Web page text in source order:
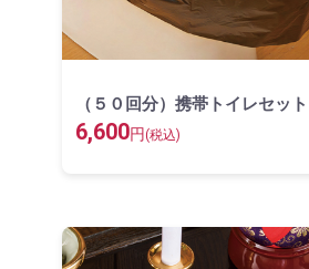
（５０回分）携帯トイレセット
6,600円(税込)